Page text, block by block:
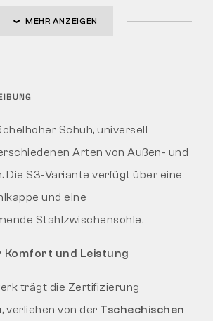
MEHR ANZEIGEN
Schuh, universell
Arten von Außen- und
Die S3-Variante verfügt über eine
und eine
Stahlzwischensohle.
und Leistung
trägt die Zertifizierung
, verliehen von der Tschechischen